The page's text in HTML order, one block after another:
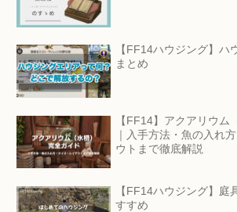
【FF14ハウジング】ハ
まとめ
【FF14】アクアリウム
｜入手方法・魚の入れ
ウトまで徹底解説
【FF14ハウジング】庭
すすめ